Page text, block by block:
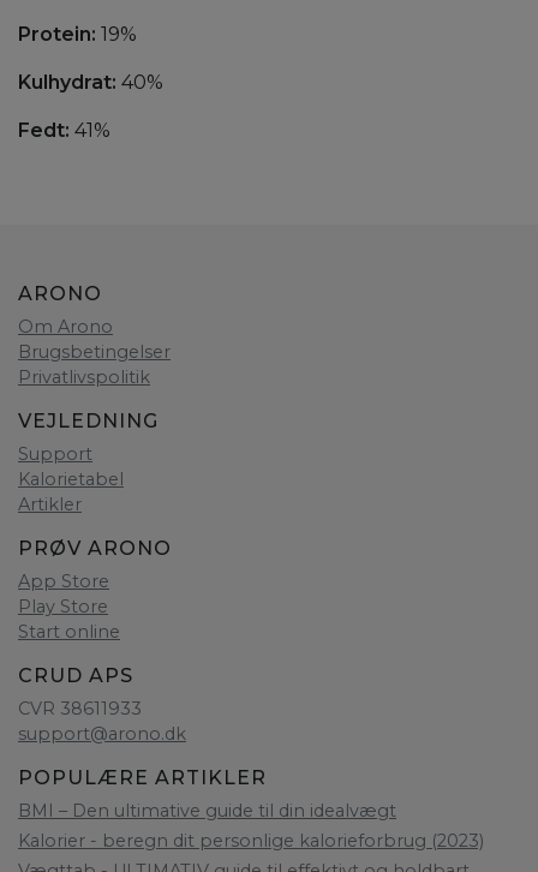
Protein: 19%
Kulhydrat: 40%
Fedt: 41%
ARONO
Om Arono
Brugsbetingelser
Privatlivspolitik
VEJLEDNING
Support
Kalorietabel
Artikler
PRØV ARONO
App Store
Play Store
Start online
CRUD APS
CVR 38611933
support@arono.dk
POPULÆRE ARTIKLER
BMI – Den ultimative guide til din idealvægt
Kalorier - beregn dit personlige kalorieforbrug (2023)